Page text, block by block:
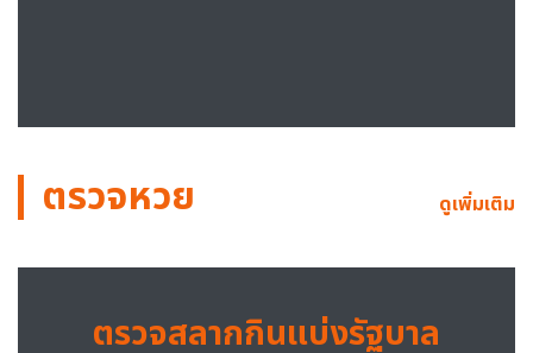
ตรวจหวย ดูเพิ่มเติม
ตรวจสลากกินแบ่งรัฐบาล